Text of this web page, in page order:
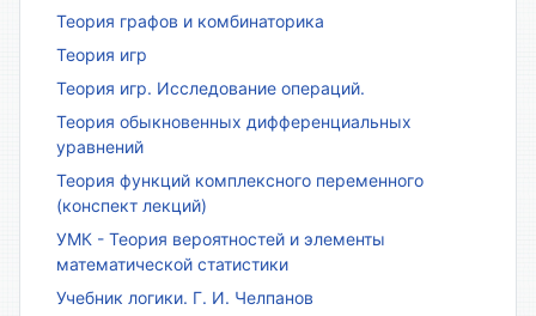
Теория графов и комбинаторика
Теория игр
Теория игр. Исследование операций.
Теория обыкновенных дифференциальных
уравнений
Теория функций комплексного переменного
(конспект лекций)
УМК - Теория вероятностей и элементы
математической статистики
Учебник логики. Г. И. Челпанов